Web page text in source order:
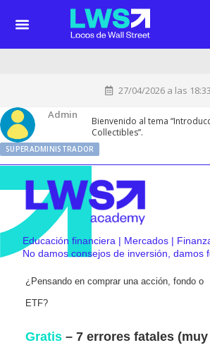
27/04/2026 a las 18:33
Admin
SUPERADMINISTRADOR
Bienvenido al tema
Collectibles”.
Educación financiera | Mercados |
No damos consejos de inversión, damos
¿Pensando en comprar una acción, fondo o
ETF?
Gratis – 7 errores fatales (muy